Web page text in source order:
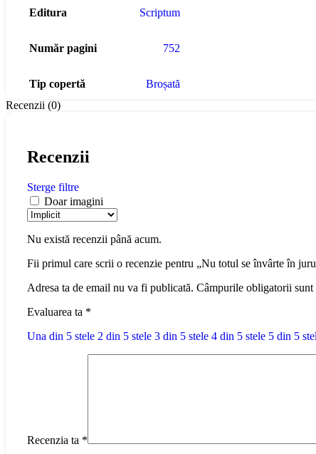
Editura Scriptum
Număr pagini 752
Tip copertă
Broșată
Recenzii (0)
Recenzii
Sterge filtre
Doar imagini
Nu există recenzii până acum.
Fii primul care scrii o recenzie pentru „Nu totul se învârte în
Adresa ta de email nu va fi publicată. Câmpurile obligatorii sunt
Evaluarea ta *
Una din 5 stele 2 din 5 stele 3 din 5 stele 4 din 5 stele 5 din 5
Recenzia ta *